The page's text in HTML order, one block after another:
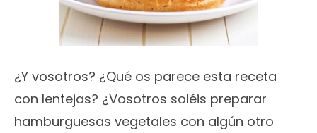
¿Y vosotros? ¿Qué os parece esta receta
con lentejas? ¿Vosotros soléis preparar
hamburguesas vegetales con algún otro